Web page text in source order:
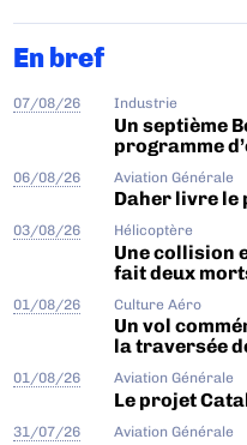
En bref
07/08/26 Industrie
Un septième
programme
06/08/26 Aviation Générale
Daher livre le
03/08/26 Hélicoptère
Une collision
fait deux
01/08/26 Culture Aéro
Un vol
la traversée
01/08/26 Aviation Générale
Le projet
31/07/26 Aviation Générale